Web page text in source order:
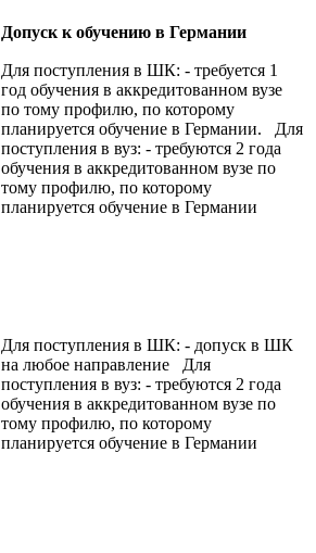
Допуск к обучению в Германии
Для поступления в ШК: - требуется 1
год обучения в аккредитованном вузе
по тому профилю, по которому
планируется обучение в Германии. Для
поступления в вуз: - требуются 2 года
обучения в аккредитованном вузе по
тому профилю, по которому
планируется обучение в Германии
Для поступления в ШК: - допуск в ШК
на любое направление Для
поступления в вуз: - требуются 2 года
обучения в аккредитованном вузе по
тому профилю, по которому
планируется обучение в Германии